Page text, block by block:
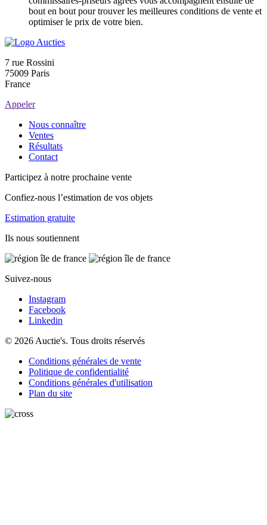
bout en bout pour trouver les meilleures conditions de vente et
optimiser le prix de votre bien.
7 rue Rossini
75009 Paris
France
Appeler
Nous connaître
Ventes
Résultats
Contact
Participez à notre prochaine vente
Confiez-nous l’estimation de vos objets
Estimation gratuite
Ils nous soutiennent
Suivez-nous
Instagram
Facebook
Linkedin
© 2026 Auctie's. Tous droits réservés
Conditions générales de vente
Politique de confidentialité
Conditions générales d'utilisation
Plan du site